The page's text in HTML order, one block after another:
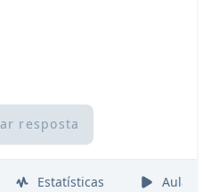
resposta
Estatísticas Aulas